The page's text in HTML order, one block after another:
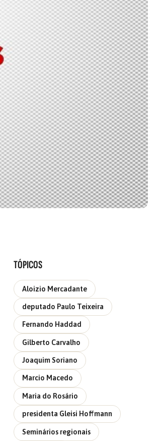
TÓPICOS
Aloizio Mercadante
deputado Paulo Teixeira
Fernando Haddad
Gilberto Carvalho
Joaquim Soriano
Marcio Macedo
Maria do Rosário
presidenta Gleisi Hoffmann
Seminários regionais